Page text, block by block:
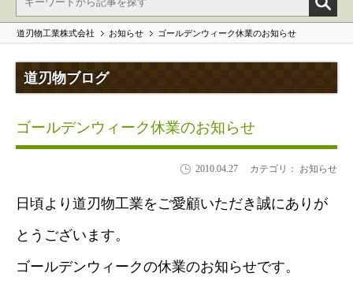
道刃物工業株式会社 お知らせ ゴールデンウィーク休業のお知らせ
道刃物ブログ
ゴールデンウィーク休業のお知らせ
2010.04.27 カテゴリ： お知らせ
日頃より道刃物工業をご愛顧いただき誠にありが
とうございます。
ゴールデンウィークの休業のお知らせです。